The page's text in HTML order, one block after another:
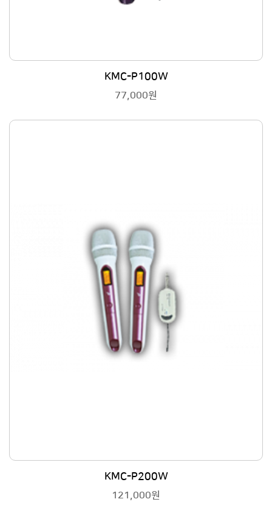
KMC-P100W
77,000원
KMC-P200W
121,000원